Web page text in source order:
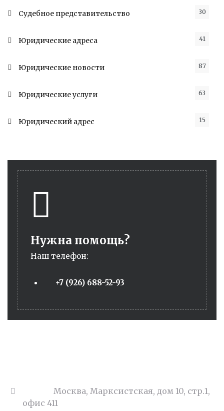
Судебное представительство 30
Юридические адреса 41
Юридические новости 87
Юридические услуги 63
Юридический адрес 15
Нужна помощь?
Наш телефон:
+7 (926) 688-52-93
Москва, Марксистская, дом 10, стр.1,
офис 411